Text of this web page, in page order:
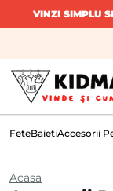
VINZI SIMPLU
FeteBaietiAccesorii
Acasa